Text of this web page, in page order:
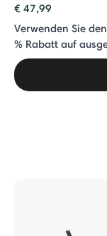
€ 47,99
Verwenden Sie
% Rabatt auf